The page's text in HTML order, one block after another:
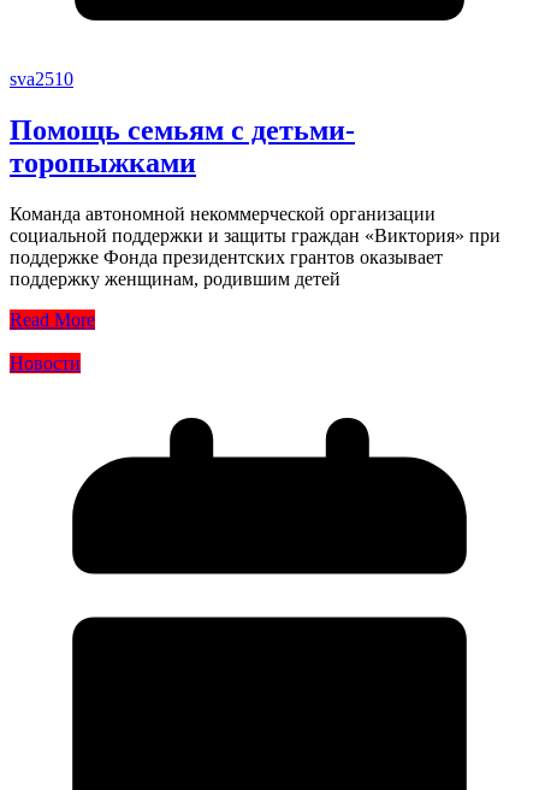
sva2510
Помощь семьям с детьми-
торопыжками
Команда автономной некоммерческой организации
социальной поддержки и защиты граждан «Виктория» при
поддержке Фонда президентских грантов оказывает
поддержку женщинам, родившим детей
Read More
Новости